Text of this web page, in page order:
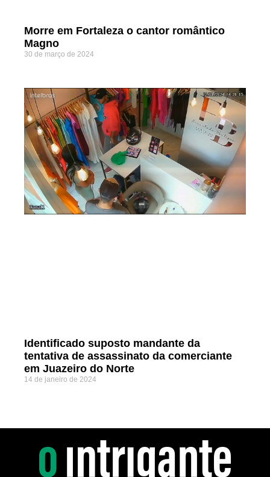
Morre em Fortaleza o cantor romântico
Magno
30 de março de 2024
Identificado suposto mandante da
tentativa de assassinato da comerciante
em Juazeiro do Norte
14 de janeiro de 2024